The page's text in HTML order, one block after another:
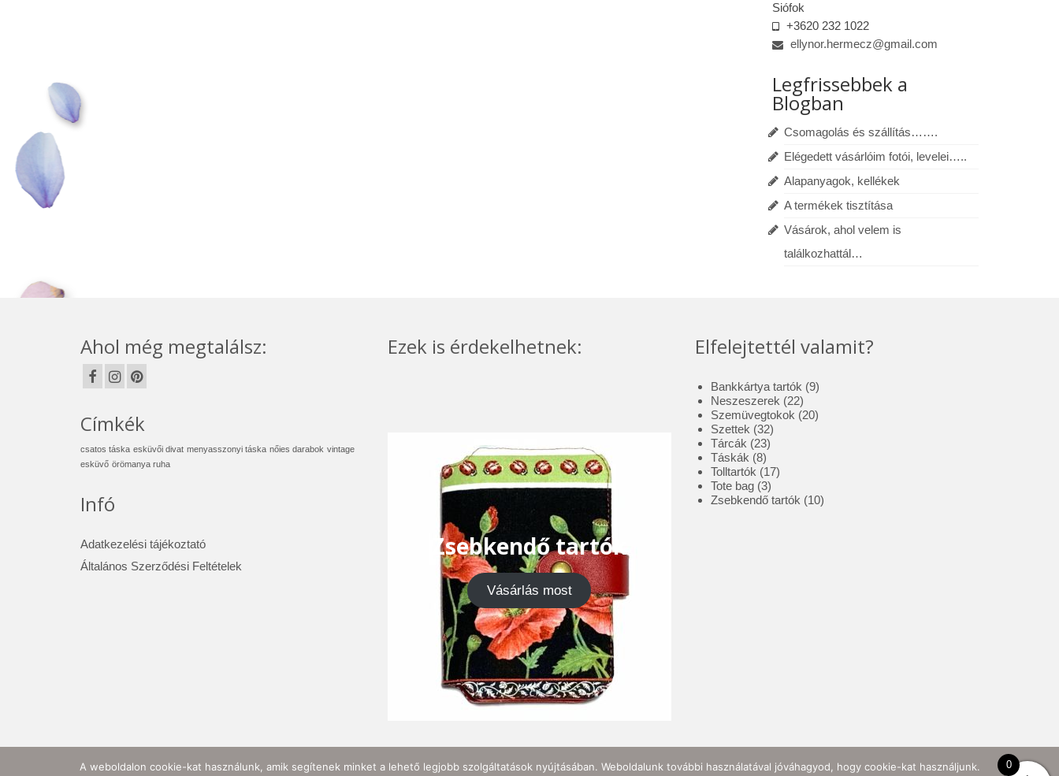
Siófok
+3620 232 1022
ellynor.hermecz@gmail.com
Legfrissebbek a
Blogban
Csomagolás és szállítás…….
Elégedett vásárlóim fotói, levelei…..
Alapanyagok, kellékek
A termékek tisztítása
Vásárok, ahol velem is
találkozhattál…
Ahol még megtalálsz:
Címkék
csatos táska esküvői divat menyasszonyi táska nőies darabok vintage
esküvő örömanya ruha
Infó
Adatkezelési tájékoztató
Általános Szerződési Feltételek
Ezek is érdekelhetnek:
Zsebkendő tartók
Vásárlás most
Elfelejtettél valamit?
Bankkártya tartók 99
Neszeszerek 2222
termék
Szemüvegtokok 2020
Szettek 3232
termék
Tárcák 2323
termék
Táskák 88
termék
Tolltartók 1717
Tote bag 33
termék
Zsebkendő tartók 1010
0
A weboldalon cookie-kat használunk, amik segítenek minket a lehető legjobb szolgáltatások nyújtásában. Weboldalunk további használatával jóváhagyod, hogy cookie-kat használjunk.